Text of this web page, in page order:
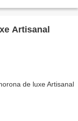
Artisanal